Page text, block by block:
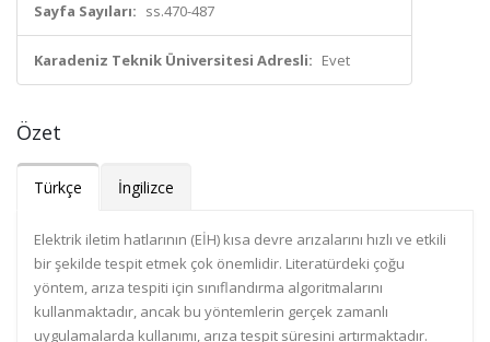
Sayfa Sayıları: ss.470-487
Karadeniz Teknik Üniversitesi Adresli: Evet
Özet
Türkçe İngilizce
Elektrik iletim hatlarının (EİH) kısa devre arızalarını hızlı ve etkili
bir şekilde tespit etmek çok önemlidir. Literatürdeki çoğu
yöntem, arıza tespiti için sınıflandırma algoritmalarını
kullanmaktadır, ancak bu yöntemlerin gerçek zamanlı
uygulamalarda kullanımı, arıza tespit süresini artırmaktadır.